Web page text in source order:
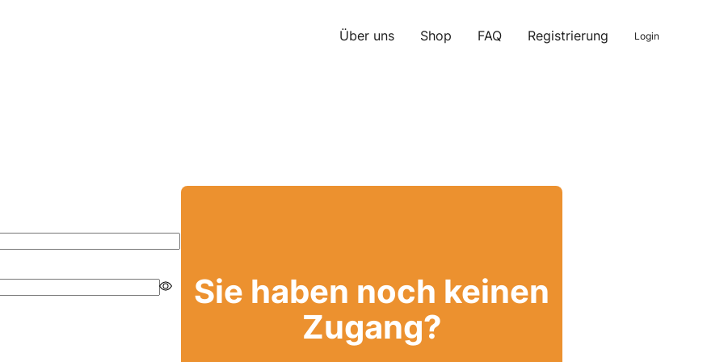
Über uns Shop FAQ Registrierung Login
Sie haben noch keinen
Zugang?